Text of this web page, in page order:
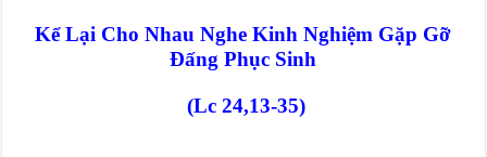
Kể Lại Cho Nhau Nghe Kinh Nghiệm Gặp Gỡ
Đấng Phục Sinh
(Lc 24,13-35)